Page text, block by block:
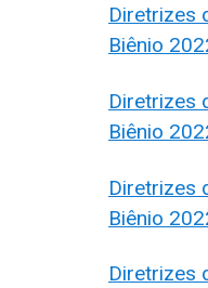
Diretrizes
Biênio
Diretrizes
Biênio
Diretrizes
Biênio
Diretrizes